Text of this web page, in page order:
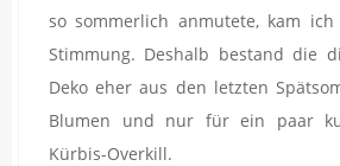
so sommerlich anmutete, kam
Stimmung. Deshalb bestand die
Deko eher aus den letzten
Blumen und nur für ein paar
Kürbis-Overkill.